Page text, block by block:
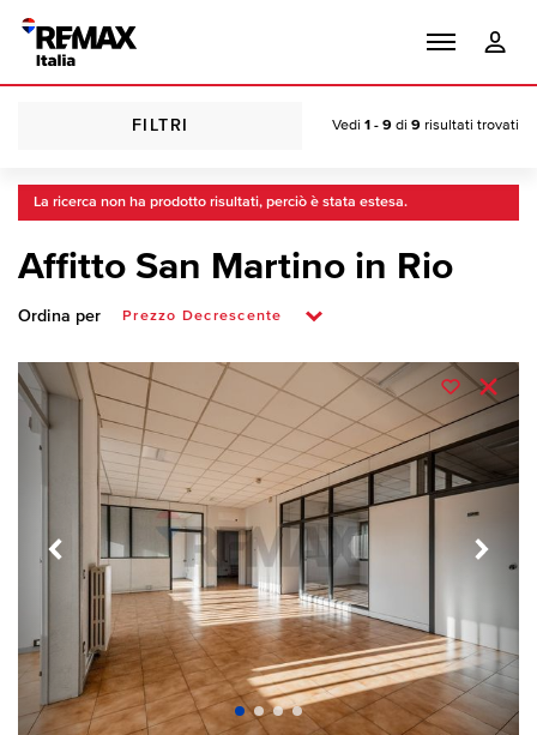
FILTRI Vedi 1 - 9 di 9 risultati trovati
La ricerca non ha prodotto risultati, perciò è stata estesa.
Affitto San Martino in Rio
Ordina per